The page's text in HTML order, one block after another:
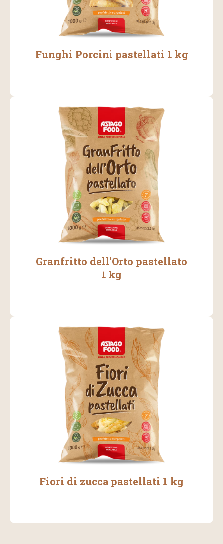
Funghi Porcini pastellati 1 kg
Granfritto dell’Orto pastellato
1 kg
Fiori di zucca pastellati 1 kg